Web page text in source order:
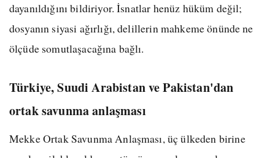
dayanıldığını bildiriyor. İsnatlar henüz hüküm değil;
dosyanın siyasi ağırlığı, delillerin mahkeme önünde ne
ölçüde somutlaşacağına bağlı.
Türkiye, Suudi Arabistan ve Pakistan'dan
ortak savunma anlaşması
Mekke Ortak Savunma Anlaşması, üç ülkeden birine